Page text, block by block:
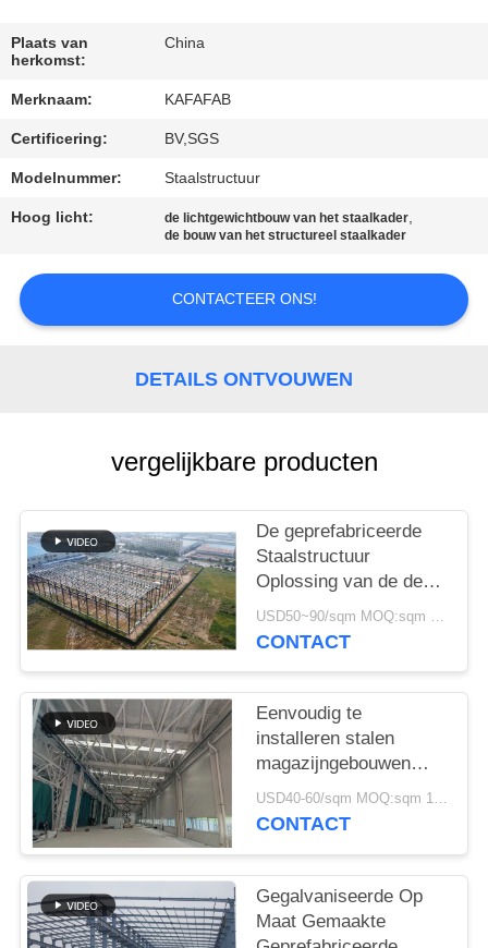
FABRIEKSTOUR
NEEM
CONTACT
ONS
OP
GEVALLEN
SITEMAP
PRIVACYBELEID
Plaats van
herkomst:
China
Merknaam: KAFAFAB
Certificering: BV,SGS
Modelnummer: Staalstructuur
Hoog licht: de lichtgewichtbouw van het staalkader,
de bouw van het structureel staalkader
CONTACTEER ONS!
DETAILS ONTVOUWEN
vergelijkbare producten
De geprefabriceerde
Staalstructuur
Oplossing van de de
Bouwlevering voor
Industrie
USD50~90/sqm MOQ:sqm 1000
CONTACT
Eenvoudig te
installeren stalen
magazijngebouwen
Milieuvriendelijke
opslagoplossingen
USD40-60/sqm MOQ:sqm 1000
CONTACT
Gegalvaniseerde Op
Maat Gemaakte